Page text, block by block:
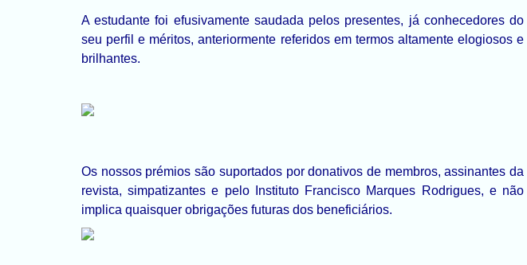
A estudante foi efusivamente saudada pelos presentes, já conhecedores do
seu perfil e méritos, anteriormente referidos em termos altamente elogiosos e
brilhantes.
Os nossos prémios são suportados por donativos de membros, assinantes da
revista, simpatizantes e pelo Instituto Francisco Marques Rodrigues, e não
implica quaisquer obrigações futuras dos beneficiários.